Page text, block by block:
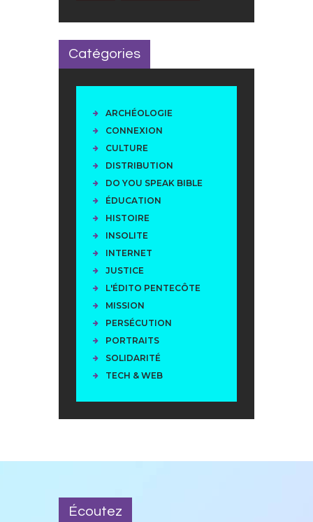
Catégories
ARCHÉOLOGIE
CONNEXION
CULTURE
DISTRIBUTION
DO YOU SPEAK BIBLE
ÉDUCATION
HISTOIRE
INSOLITE
INTERNET
JUSTICE
L'ÉDITO PENTECÔTE
MISSION
PERSÉCUTION
PORTRAITS
SOLIDARITÉ
TECH & WEB
Écoutez